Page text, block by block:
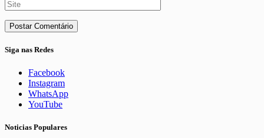
Siga nas Redes
Facebook
Instagram
WhatsApp
YouTube
Noticias Populares